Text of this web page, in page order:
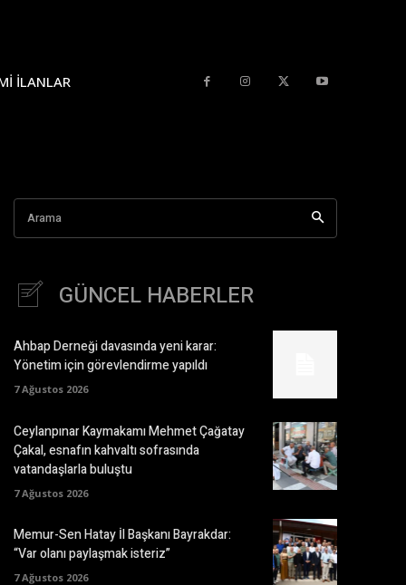
İLANLAR
Arama
GÜNCEL HABERLER
Ahbap Derneği davasında yeni karar:
Yönetim için görevlendirme yapıldı
7 Ağustos 2026
Ceylanpınar Kaymakamı Mehmet Çağatay
Çakal, esnafın kahvaltı sofrasında
vatandaşlarla buluştu
7 Ağustos 2026
Memur-Sen Hatay İl Başkanı Bayrakdar:
“Var olanı paylaşmak isteriz”
7 Ağustos 2026